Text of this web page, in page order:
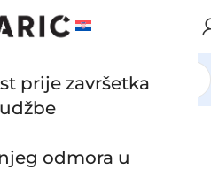
prije završetka
odmora u